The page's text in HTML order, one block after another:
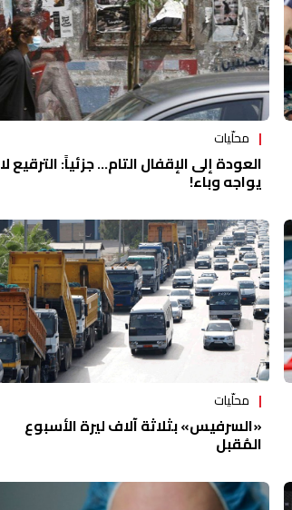
محلّيات
العودة إلى الإقفال التام... جزئياً: الترقيع لا
يواجه وباء!
محلّيات
«السرفيس» بثلاثة آلاف ليرة الأسبوع
المُقبل